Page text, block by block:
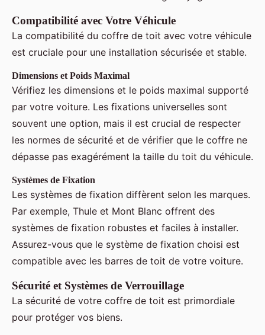
Compatibilité avec Votre Véhicule
La compatibilité du coffre de toit avec votre véhicule
est cruciale pour une installation sécurisée et stable.
Dimensions et Poids Maximal
Vérifiez les dimensions et le poids maximal supporté
par votre voiture. Les fixations universelles sont
souvent une option, mais il est crucial de respecter
les normes de sécurité et de vérifier que le coffre ne
dépasse pas exagérément la taille du toit du véhicule.
Systèmes de Fixation
Les systèmes de fixation diffèrent selon les marques.
Par exemple, Thule et Mont Blanc offrent des
systèmes de fixation robustes et faciles à installer.
Assurez-vous que le système de fixation choisi est
compatible avec les barres de toit de votre voiture.
Sécurité et Systèmes de Verrouillage
La sécurité de votre coffre de toit est primordiale
pour protéger vos biens.